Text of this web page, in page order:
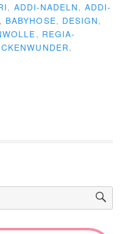
, ADDI-NADELN, ADDI-
, BABYHOSE, DESIGN,
, REGIA-
,